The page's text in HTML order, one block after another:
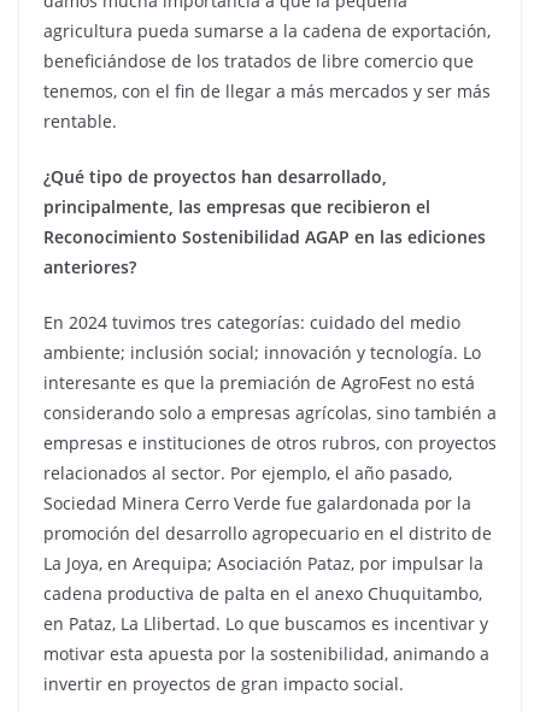
agricultura pueda sumarse a la cadena de exportación,
beneficiándose de los tratados de libre comercio que
tenemos, con el fin de llegar a más mercados y ser más
rentable.
¿Qué tipo de proyectos han desarrollado,
principalmente, las empresas que recibieron el
Reconocimiento Sostenibilidad AGAP en las ediciones
anteriores?
En 2024 tuvimos tres categorías: cuidado del medio
ambiente; inclusión social; innovación y tecnología. Lo
interesante es que la premiación de AgroFest no está
considerando solo a empresas agrícolas, sino también a
empresas e instituciones de otros rubros, con proyectos
relacionados al sector. Por ejemplo, el año pasado,
Sociedad Minera Cerro Verde fue galardonada por la
promoción del desarrollo agropecuario en el distrito de
La Joya, en Arequipa; Asociación Pataz, por impulsar la
cadena productiva de palta en el anexo Chuquitambo,
en Pataz, La Llibertad. Lo que buscamos es incentivar y
motivar esta apuesta por la sostenibilidad, animando a
invertir en proyectos de gran impacto social.